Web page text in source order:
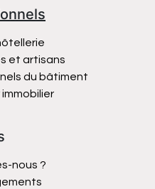
et artisans
du bâtiment
nous ?